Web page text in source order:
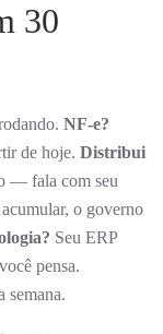
30
NF-e?
de hoje. Distribui
— fala com seu
o governo
Seu ERP
pensa.
semana.